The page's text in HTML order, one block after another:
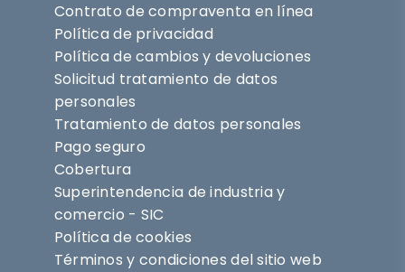
Contrato de compraventa en línea
Política de privacidad
Política de cambios y devoluciones
Solicitud tratamiento de datos
personales
Tratamiento de datos personales
Pago seguro
Cobertura
Superintendencia de industria y
comercio - SIC
Política de cookies
Términos y condiciones del sitio web